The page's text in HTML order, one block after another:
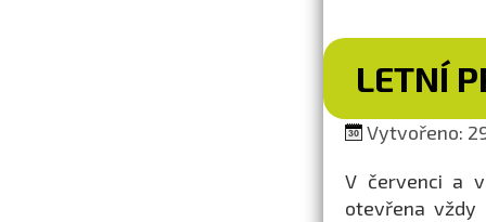
LETNÍ
Vytvořeno:
V červenci a
otevřena